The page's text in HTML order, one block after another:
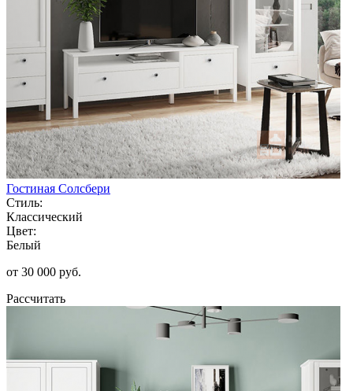
Гостиная Солсбери
Стиль:
Классический
Цвет:
Белый
от 30 000 руб.
Рассчитать